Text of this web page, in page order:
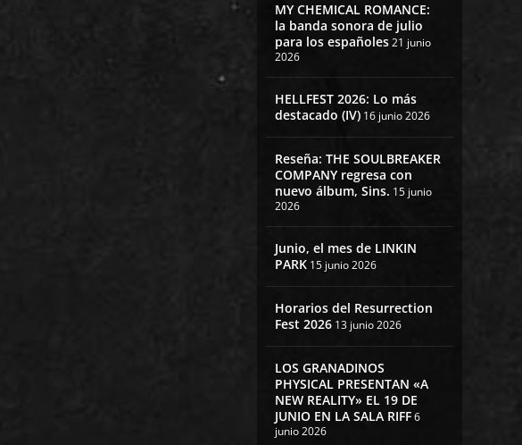
MY CHEMICAL ROMANCE:
la banda sonora de julio
para los españoles21 junio
2026
HELLFEST 2026: Lo más
destacado (IV) 16 junio 2026
Reseña: THE SOULBREAKER
COMPANY regresa con
nuevo álbum, Sins. 15 junio
2026
Junio, el mes de LINKIN
PARK 15 junio 2026
Horarios del Resurrection
Fest 2026 13 junio 2026
LOS GRANADINOS
PHYSICAL PRESENTAN «A
NEW REALITY» EL 19 DE
JUNIO EN LA SALA RIFF6
junio 2026